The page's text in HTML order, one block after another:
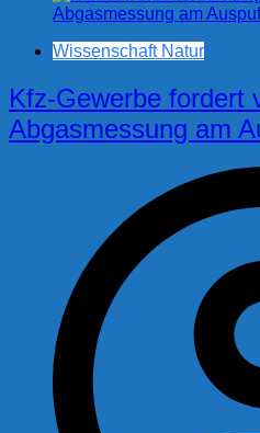
Wissenschaft Natur
Kfz-Gewerbe fordert
Abgasmessung am